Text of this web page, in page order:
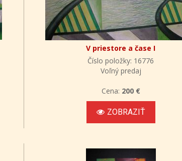
V priestore a čase I
Číslo položky: 16776
Voľný predaj
Cena: 200 €
ZOBRAZIŤ